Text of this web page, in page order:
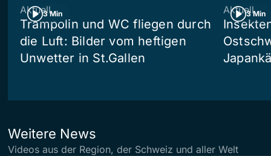
3 Min
Aktuell
Trampolin und WC fliegen durch
die Luft: Bilder vom heftigen
Unwetter in St.Gallen
3 Min
Aktuell
Weitere News
Videos aus der Region, der Schweiz und aller Welt